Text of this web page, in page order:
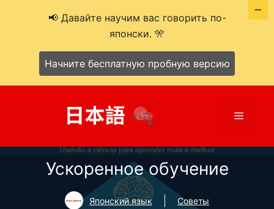
содержимому
Меню
Ускоренное обучение
Японский язык Советы
📢 Давайте научим вас говорить по-
японски. 🎌
Начните бесплатную пробную версию